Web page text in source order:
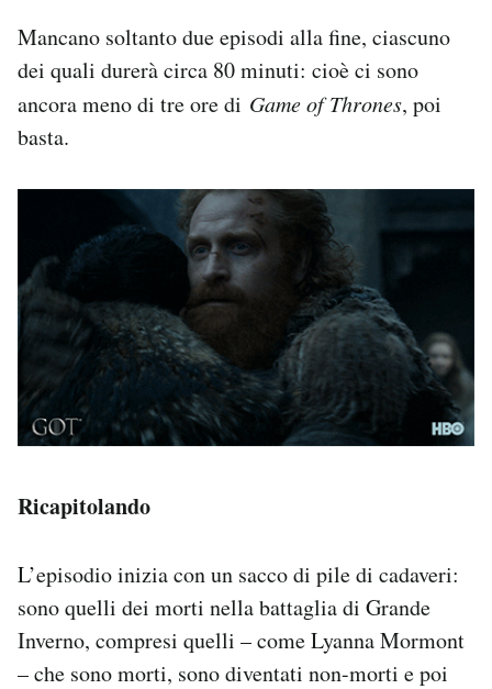
Mancano soltanto due episodi alla fine, ciascuno
dei quali durerà circa 80 minuti: cioè ci sono
ancora meno di tre ore di Game of Thrones, poi
basta.
Ricapitolando
L’episodio inizia con un sacco di pile di cadaveri:
sono quelli dei morti nella battaglia di Grande
Inverno, compresi quelli – come Lyanna Mormont
– che sono morti, sono diventati non-morti e poi